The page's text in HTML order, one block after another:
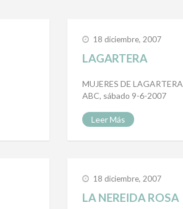
18 diciembre, 2007
LAGARTERA
MUJERES DE LAGARTERA
ABC, sábado 9-6-2007
Leer Más
18 diciembre, 2007
LA NEREIDA ROSA